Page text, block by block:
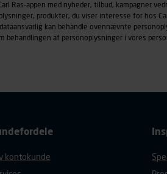
information om behandling af
Ras-appen med nyheder, tilbud, kampagner
produkter, du viser interesse for hos
kan behandle ovennævnte
behandlingen af personoplysninger i vores
kontokunde